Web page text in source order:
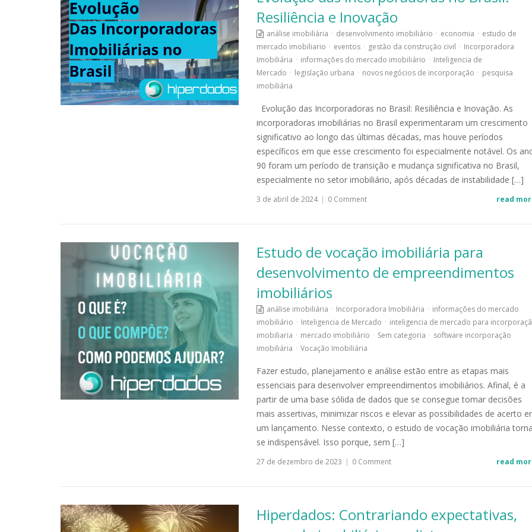
Resiliência e Inovação
análise imobiliária · desenvolvimento imobiliário · economia · estudo de
mercado imobiliario · eventos · gestão da construção civil · Incorporadora
Imobiliária · informações do mercado imobiliário · Inteligencia de
Mercado · legislação urbana · novos negócios de incorporação · pesquisa
imobiliária
Evolução das Incorporadoras no Brasil: Resiliência e Inovação. As
incorporadoras imobiliárias no Brasil experimentaram um crescimento
significativo ao longo das últimas décadas, mas houve períodos
específicos em que esse crescimento foi especialmente notável. Os
90 foram um período de transição e mudança significativa no Brasil,
especialmente no setor imobiliário, após décadas de instabilidade […]
3 de abril de 2024 | 0 Comment read
Estudo de vocação imobiliária para
desenvolvimento de empreendimentos
imobiliários
análise imobiliária · Incorporadora Imobiliária · informações do mercado
imobiliário · Inteligencia de Mercado · inteligencia de mercado para
imobiliaria · mercado imobiliário · Sem categoria · software incorporação
imobiliária · Vocação Imobiliária
Fazer estudo, planejamento e análise estão entre as etapas mais
essenciais para desenvolver empreendimentos imobiliários. Afinal, é a
partir de uma base sólida de dados que se consegue tomar decisões
mais assertivas, minimizar riscos e elevar as possibilidades de acerto
um lançamento. Nesse contexto, o estudo de vocação imobiliária
se indispensável. Isso porque, sem […]
27 de dezembro de 2023 | 0 Comment read
Hiperdados: Contrariando expectativas,